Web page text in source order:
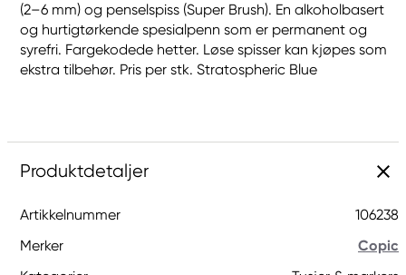
(2–6 mm) og penselspiss (Super Brush). En alkoholbasert
og hurtigtørkende spesialpenn som er permanent og
syrefri. Fargekodede hetter. Løse spisser kan kjøpes som
ekstra tilbehør. Pris per stk. Stratospheric Blue
Produktdetaljer
Artikkelnummer
106238
Merker
Copic